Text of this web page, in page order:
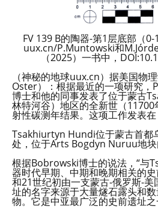
FV 139 B的陶器-第1层底部（
uux.cn/P.Muntowski和
（2025）一书中，
（神秘的地球uux.cn）据美国物
Oster）：根据最近的一项研究，
博士和他的同事发表了位于蒙古
林特河谷）地区的全新世（
射性碳测年结果。这项工作发表在
Tsakhiurtyn Hundi位于蒙古首都
处，位于Arts Bogdyn Nuruu地块
根据Bobrowski博士的说法，“与
器时代早期、中期和晚期相关的
和21世纪初由一支蒙古-俄罗斯-
址的名字来源于大量燧石露头和
物。它是中亚最广泛的史前遗址之